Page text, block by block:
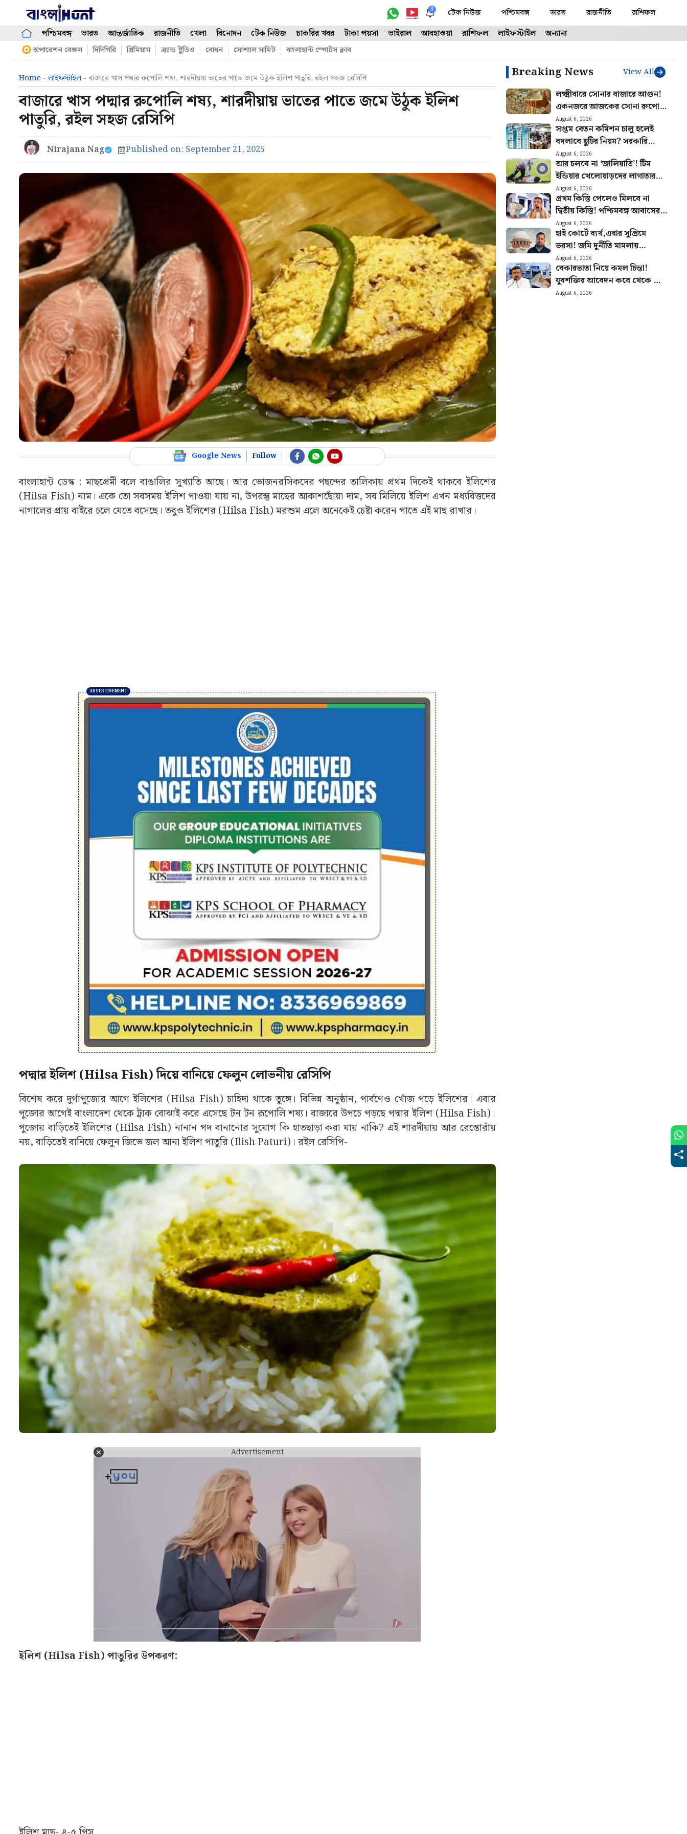
content
3 টেক নিউজ পশ্চিমবঙ্গ ভারত রাজনীতি রাশিফল
পশ্চিমবঙ্গ ভারত আন্তর্জাতিক রাজনীতি খেলা বিনোদন টেক নিউজ চাকরির খবর টাকা পয়সা ভাইরাল আবহাওয়া রাশিফল লাইফস্টাইল অন্যান্য
অপারেশন বেঙ্গল দিদিগিরি প্রিমিয়াম ব্র্যান্ড ষ্টুডিও বোধন সোশ্যাল সামিট বাংলাহান্ট স্পোর্টস ক্লাব
Home - লাইফস্টাইল- বাজারে খাস পদ্মার রুপোলি শষ্য, শারদীয়ায় ভাতের পাতে জমে উঠুক ইলিশ পাতুরি, রইল সহজ রেসিপি
বাজারে খাস পদ্মার রুপোলি শষ্য, শারদীয়ায় ভাতের পাতে জমে উঠুক ইলিশ
পাতুরি, রইল সহজ রেসিপি
Nirajana Nag Published on: September 21, 2025
Google News Follow
বাংলাহান্ট ডেস্ক : মাছপ্রেমী বলে বাঙালির সুখ্যাতি আছে। আর ভোজনরসিকদের পছন্দের তালিকায় প্রথম দিকেই থাকবে ইলিশের
(Hilsa Fish) নাম। একে তো সবসময় ইলিশ পাওয়া যায় না, উপরন্তু মাছের আকাশছোঁয়া দাম, সব মিলিয়ে ইলিশ এখন মধ্যবিত্তদের
নাগালের প্রায় বাইরে চলে যেতে বসেছে। তবুও ইলিশের (Hilsa Fish) মরশুম এলে অনেকেই চেষ্টা করেন পাতে এই মাছ রাখার।
পদ্মার ইলিশ (Hilsa Fish) দিয়ে বানিয়ে ফেলুন লোভনীয় রেসিপি
বিশেষ করে দুর্গাপুজোর আগে ইলিশের (Hilsa Fish) চাহিদা থাকে তুঙ্গে। বিভিন্ন অনুষ্ঠান, পার্বণেও খোঁজ পড়ে ইলিশের। এবার
পুজোর আগেই বাংলাদেশ থেকে ট্রাক বোঝাই করে এসেছে টন টন রূপোলি শষ্য। বাজারে উপচে পড়ছে পদ্মার ইলিশ (Hilsa Fish)।
পুজোয় বাড়িতেই ইলিশের (Hilsa Fish) নানান পদ বানানোর সুযোগ কি হাতছাড়া করা যায় নাকি? এই শারদীয়ায় আর রেস্তোরাঁয়
নয়, বাড়িতেই বানিয়ে ফেলুন জিভে জল আনা ইলিশ পাতুরি (Ilish Paturi)। রইল রেসিপি-
Advertisement
Breaking News View All
লক্ষ্মীবারে সোনার বাজারে আগুন!
একনজরে আজকের সোনা রুপোর
দাম
August 6, 2026
সপ্তম বেতন কমিশন চালু হলেই
বদলাবে ছুটির নিয়ম? সরকারি
কর্মীদের জন্য বিরাট আপডেট
August 6, 2026
আর চলবে না ‘জালিয়াতি’! টিম
ইন্ডিয়ার খেলোয়াড়দের লাগাতার
চোটে উদ্বিগ্ন হয়ে কড়া পদক্ষেপ
BCCI-র
August 6, 2026
প্রথম কিস্তি পেলেও মিলবে না
দ্বিতীয় কিস্তি! পশ্চিমবঙ্গ আবাসের
টাকা এবার কারা পাবেন না জানুন
August 6, 2026
হাই কোর্টে ব্যর্থ,এবার সুপ্রিমে
ভরসা! জমি দুর্নীতি মামলায়
রক্ষাকবচের আর্জি অভিষেকের
আপ্ত সহায়কের
August 6, 2026
বেকারভাতা নিয়ে কমল চিন্তা!
যুবশক্তির আবেদন কবে থেকে শুরু
জেনে নিন
August 6, 2026